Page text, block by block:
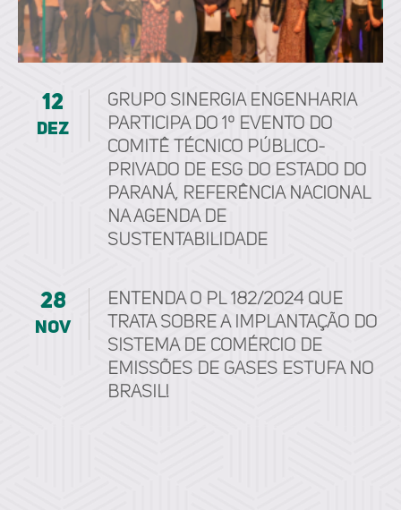
12
dez
Grupo Sinergia Engenharia
participa do 1º Evento do
Comitê Técnico Público-
Privado de ESG do Estado do
Paraná, referência nacional
na agenda de
sustentabilidade
28
nov
Entenda o PL 182/2024 que
trata sobre a implantação do
Sistema de Comércio de
Emissões de Gases Estufa no
Brasil!